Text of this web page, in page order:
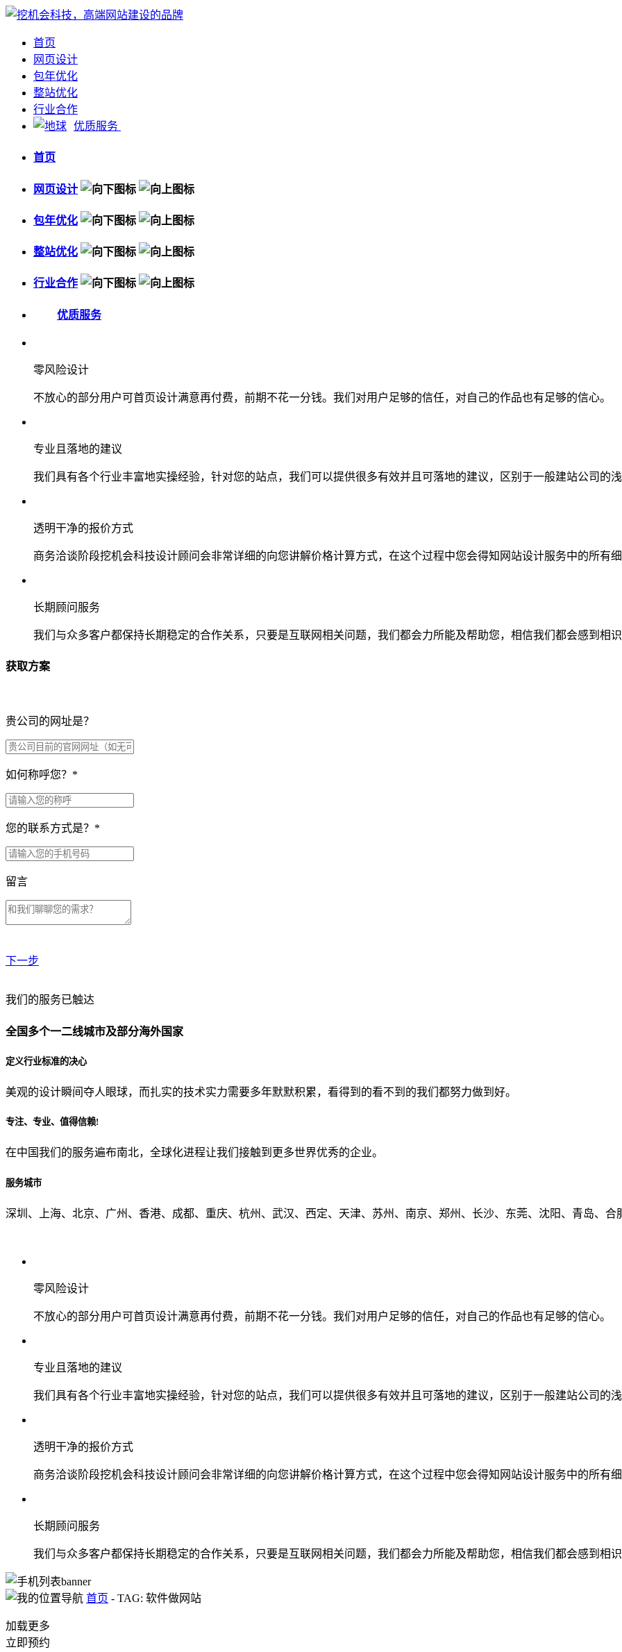
首页
网页设计
包年优化
整站优化
行业合作
优质服务
首页
网页设计
包年优化
整站优化
行业合作
优质服务
零风险设计
不放心的部分用户可首页设计满意再付费，前期不花一分钱。我们对用户足够的信任，对自己的作品也有足够的信心。
专业且落地的建议
我们具有各个行业丰富地实操经验，针对您的站点，我们可以提供很多有效并且可落地的建议，区别于一般建站公司的
透明干净的报价方式
商务洽谈阶段挖机会科技设计顾问会非常详细的向您讲解价格计算方式，在这个过程中您会得知网站设计服务中的所有
长期顾问服务
我们与众多客户都保持长期稳定的合作关系，只要是互联网相关问题，我们都会力所能及帮助您，相信我们都会感到相
获取方案
贵公司的网址是？
如何称呼您？ *
您的联系方式是？ *
留言
下一步
贵公司预算范围是？
贵公司的团队规模是？
从哪里了解到我们？
我们的服务已触达
全国多个一二线城市及部分海外国家
定义行业标准的决心
美观的设计瞬间夺人眼球，而扎实的技术实力需要多年默默积累，看得到的看不到的我们都努力做到好。
专注、专业、值得信赖!
在中国我们的服务遍布南北，全球化进程让我们接触到更多世界优秀的企业。
服务城市
深圳、上海、北京、广州、香港、成都、重庆、杭州、武汉、西定、天津、苏州、南京、郑州、长沙、东莞、沈阳、青岛、合
零风险设计
不放心的部分用户可首页设计满意再付费，前期不花一分钱。我们对用户足够的信任，对自己的作品也有足够的信心。
专业且落地的建议
我们具有各个行业丰富地实操经验，针对您的站点，我们可以提供很多有效并且可落地的建议，区别于一般建站公司的
透明干净的报价方式
商务洽谈阶段挖机会科技设计顾问会非常详细的向您讲解价格计算方式，在这个过程中您会得知网站设计服务中的所有
长期顾问服务
我们与众多客户都保持长期稳定的合作关系，只要是互联网相关问题，我们都会力所能及帮助您，相信我们都会感到相
首页 - TAG: 软件做网站
加载更多
立即预约